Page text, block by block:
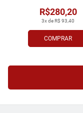
COMPRAR
3x de R$ 93,40
R$280,20